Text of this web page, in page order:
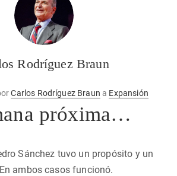
Rodríguez Braun
Carlos Rodríguez Braun a Expansión
próxima…
Sánchez tuvo un propósito y un
ambos casos funcionó.